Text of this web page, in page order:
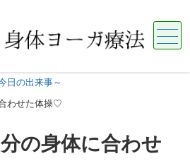
メニュー
日の出来事～
わせた体操♡
の身体に合わせ